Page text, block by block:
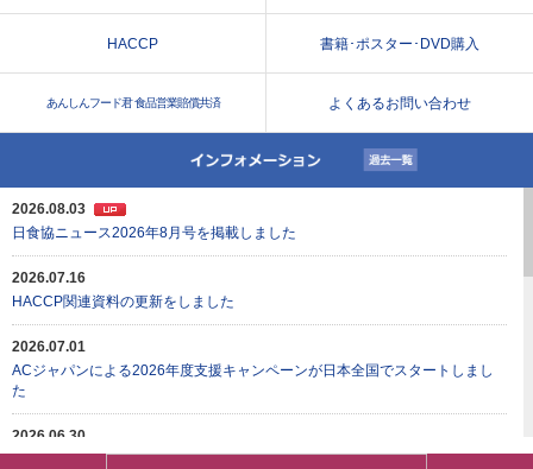
HACCP 書籍･ポスター･DVD購入
あんしんフード君 食品営業賠償共済 よくあるお問い合わせ
2026.08.03
日食協ニュース2026年8月号を掲載しました
2026.07.16
HACCP関連資料の更新をしました
2026.07.01
ACジャパンによる2026年度⽀援キャンペーンが⽇本全国でスタートしまし
た
2026.06.30
HACCP衛生管理記録アプリ 厚生労働省にてリリース